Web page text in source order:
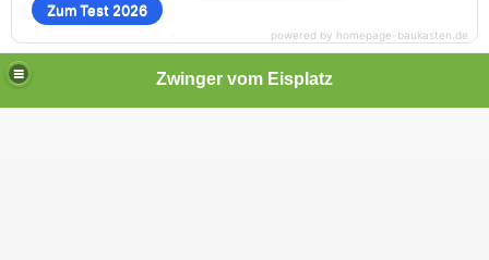
Zwinger vom Eisplatz
Zum Test 2026
powered by homepage-baukasten.de